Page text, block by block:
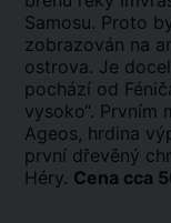
Samosu. Proto
zobrazován na
ostrova. Je
pochází od
vysoko“. Prvním
Ageos, hrdina
první dřevěný
Héry. Cena cca